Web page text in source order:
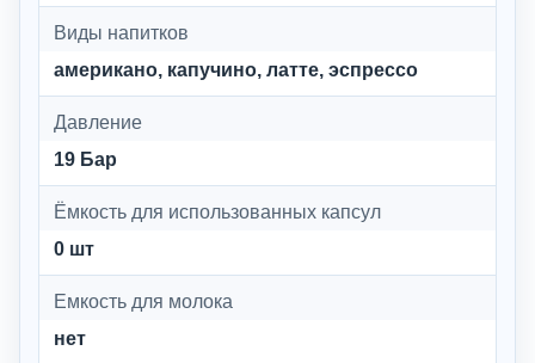
Виды напитков
американо, капучино, латте, эспрессо
Давление
19 Бар
Ёмкость для использованных капсул
0 шт
Емкость для молока
нет